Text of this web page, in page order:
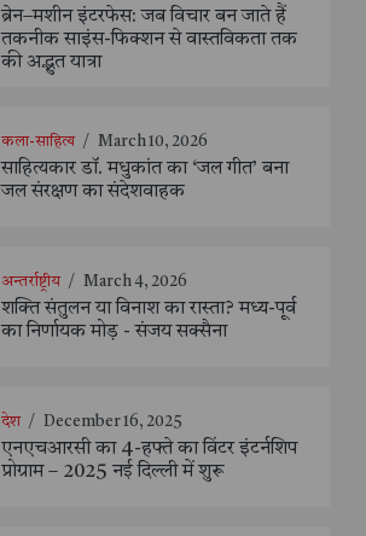
ब्रेन–मशीन इंटरफेस: जब विचार बन जाते हैं
तकनीक साइंस-फिक्शन से वास्तविकता तक
की अद्भुत यात्रा
कला-साहित्य / March 10, 2026
साहित्यकार डॉ. मधुकांत का ‘जल गीत’ बना
जल संरक्षण का संदेशवाहक
अन्तर्राष्ट्रीय / March 4, 2026
शक्ति संतुलन या विनाश का रास्ता? मध्य-पूर्व
का निर्णायक मोड़ - संजय सक्सैना
देश / December 16, 2025
एनएचआरसी का 4-हफ्ते का विंटर इंटर्नशिप
प्रोग्राम – 2025 नई दिल्ली में शुरू